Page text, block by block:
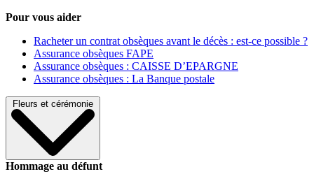
Pour vous aider
Racheter un contrat obsèques avant le décès : est-ce possible ?
Assurance obsèques FAPE
Assurance obsèques : CAISSE D’EPARGNE
Assurance obsèques : La Banque postale
Fleurs et cérémonie
Hommage au défunt